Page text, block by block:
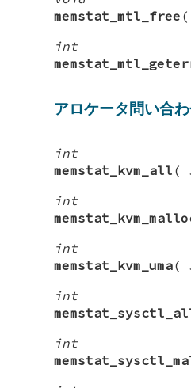
memstat_mtl_free (
int
アロケータ問い合
int
memstat_kvm_all (
int
int
memstat_kvm_uma(
int
int